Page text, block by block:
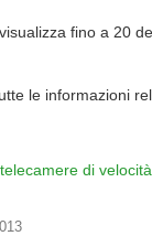
fino a 20
le informazioni
di